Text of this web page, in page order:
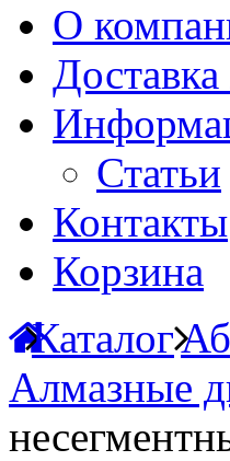
О
Статьи
Контакты
Корзина
Каталог
Алмазные